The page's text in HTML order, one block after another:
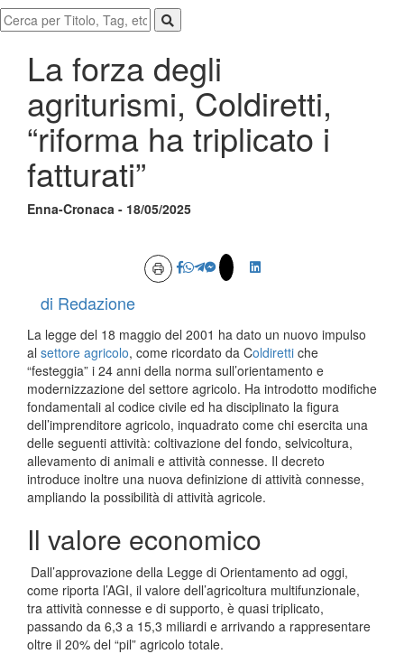
La forza degli
agriturismi, Coldiretti,
“riforma ha triplicato i
fatturati”
Enna-Cronaca - 18/05/2025
di Redazione
La legge del 18 maggio del 2001 ha dato un nuovo impulso
al settore agricolo, come ricordato da Coldiretti che
“festeggia” i 24 anni della norma sull’orientamento e
modernizzazione del settore agricolo. Ha introdotto modifiche
fondamentali al codice civile ed ha disciplinato la figura
dell’imprenditore agricolo, inquadrato come chi esercita una
delle seguenti attività: coltivazione del fondo, selvicoltura,
allevamento di animali e attività connesse. Il decreto
introduce inoltre una nuova definizione di attività connesse,
ampliando la possibilità di attività agricole.
Il valore economico
Dall’approvazione della Legge di Orientamento ad oggi,
come riporta l’AGI, il valore dell’agricoltura multifunzionale,
tra attività connesse e di supporto, è quasi triplicato,
passando da 6,3 a 15,3 miliardi e arrivando a rappresentare
oltre il 20% del “pil” agricolo totale.